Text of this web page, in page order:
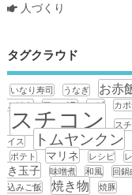
人づくり
タグクラウド
いなり寿司 うなぎ お赤
ごはん
アスパラ エビ カ
スチコン ス
イス
トムヤンクン
ポテト
マリネ レシピ
き玉子
味噌煮 和風 回鍋
込みご飯
焼き物 焼豚